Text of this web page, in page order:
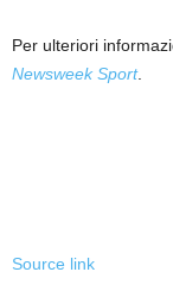
Per ulteriori
Newsweek Sport.
Source link